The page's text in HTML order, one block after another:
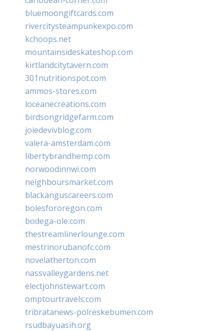
bluemoongiftcards.com
rivercitysteampunkexpo.com
kchoops.net
mountainsideskateshop.com
kirtlandcitytavern.com
301nutritionspot.com
ammos-stores.com
loceanecreations.com
birdsongridgefarm.com
joiedevivblog.com
valera-amsterdam.com
libertybrandhemp.com
norwoodinnwi.com
neighboursmarket.com
blackanguscareers.com
bolesfororegon.com
bodega-ole.com
thestreamlinerlounge.com
mestrinorubanofc.com
novelatherton.com
nassvalleygardens.net
electjohnstewart.com
omptourtravels.com
tribratanews-polreskebumen.com
rsudbayuasih.org